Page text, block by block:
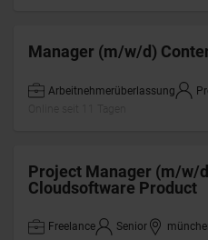
Manager (m/w/d)
Arbeitnehmerüberlassung
Project Manager (m/w/
Cloudsoftware Product
Freelance Senior